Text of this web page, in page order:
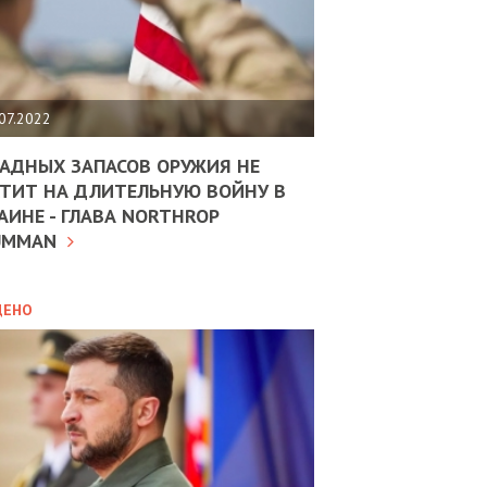
ЗАПАСОВ ОРУЖИЯ НЕ
НА ДЛИТЕЛЬНУЮ ВОЙНУ В
- ГЛАВА NORTHROP
10.02.2025